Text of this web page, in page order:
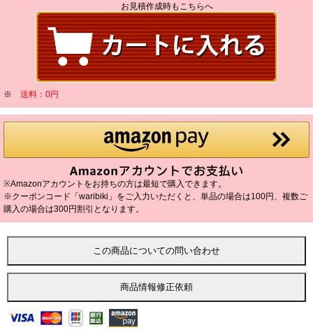
お見積作成時もこちらへ
※ 送料：0円
※Amazonアカウントをお持ちの方は最短で購入できます。
※クーポンコード「waribiki」をご入力いただくと、単品の場合は100円、複数ご
購入の場合は300円割引となります。